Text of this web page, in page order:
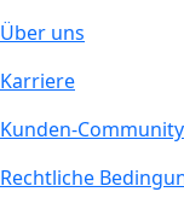
Über uns
Karriere
Kunden-Community
Rechtliche